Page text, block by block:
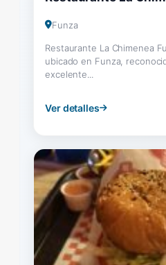
Funza
Restaurante La Chimenea
ubicado en Funza,
excelente...
Ver detalles